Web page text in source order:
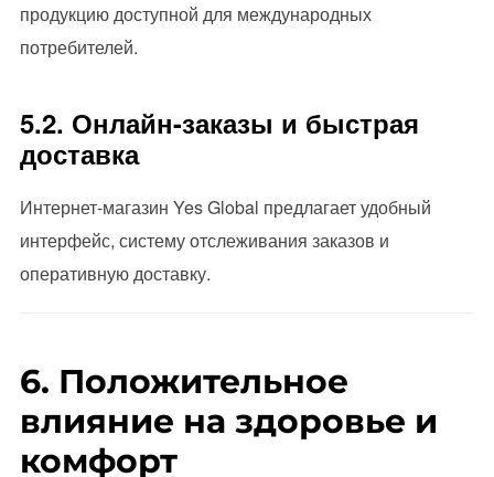
продукцию доступной для международных
потребителей.
5.2. Онлайн-заказы и быстрая
доставка
Интернет-магазин Yes Global предлагает удобный
интерфейс, систему отслеживания заказов и
оперативную доставку.
6. Положительное
влияние на здоровье и
комфорт